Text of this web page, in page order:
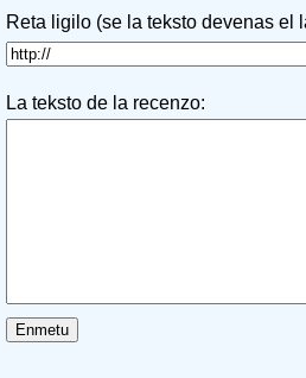
Reta ligilo (se la teksto devenas el
La teksto de la recenzo: